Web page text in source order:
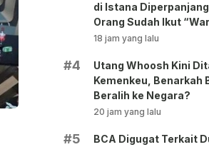
di Istana
Orang Sudah Ikut
18 jam yang lalu
#4
Utang Whoosh Kini
Kemenkeu, Benarkah
Beralih ke Negara?
20 jam yang lalu
#5
BCA Digugat Terkait